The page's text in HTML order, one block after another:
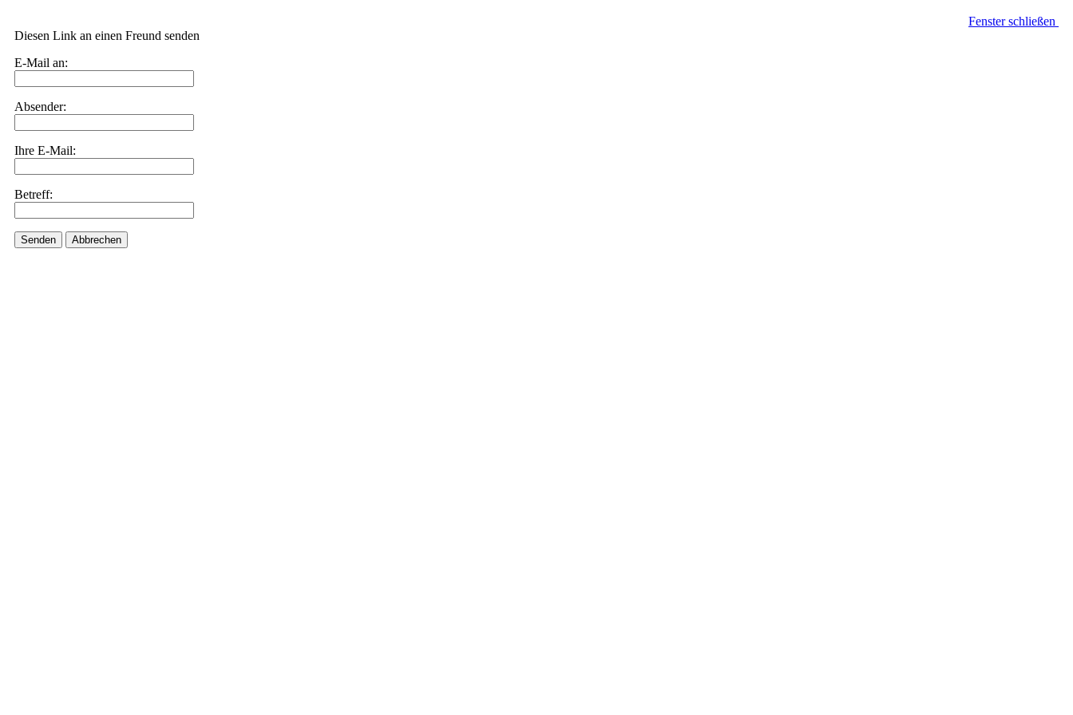
Fenster schließen
Diesen Link an einen Freund senden
E-Mail an:
Absender:
Ihre E-Mail:
Betreff:
Senden Abbrechen